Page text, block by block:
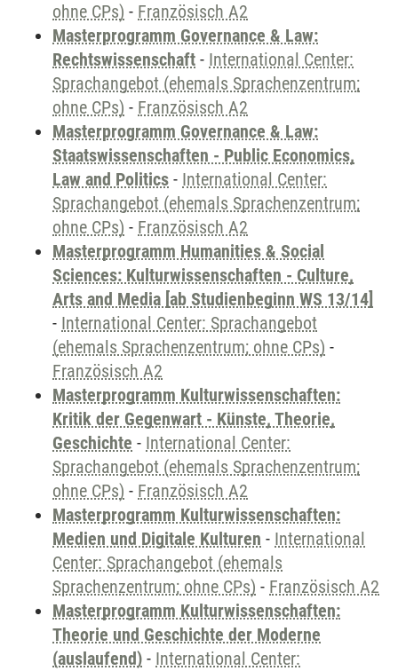
ohne CPs) - Französisch A2
Masterprogramm Governance & Law:
Rechtswissenschaft - International Center:
Sprachangebot (ehemals Sprachenzentrum;
ohne CPs) - Französisch A2
Masterprogramm Governance & Law:
Staatswissenschaften - Public Economics,
Law and Politics - International Center:
Sprachangebot (ehemals Sprachenzentrum;
ohne CPs) - Französisch A2
Masterprogramm Humanities & Social
Sciences: Kulturwissenschaften - Culture,
Arts and Media [ab Studienbeginn WS 13/14]
- International Center: Sprachangebot
(ehemals Sprachenzentrum; ohne CPs) -
Französisch A2
Masterprogramm Kulturwissenschaften:
Kritik der Gegenwart - Künste, Theorie,
Geschichte - International Center:
Sprachangebot (ehemals Sprachenzentrum;
ohne CPs) - Französisch A2
Masterprogramm Kulturwissenschaften:
Medien und Digitale Kulturen - International
Center: Sprachangebot (ehemals
Sprachenzentrum; ohne CPs) - Französisch A2
Masterprogramm Kulturwissenschaften:
Theorie und Geschichte der Moderne
(auslaufend) - International Center: